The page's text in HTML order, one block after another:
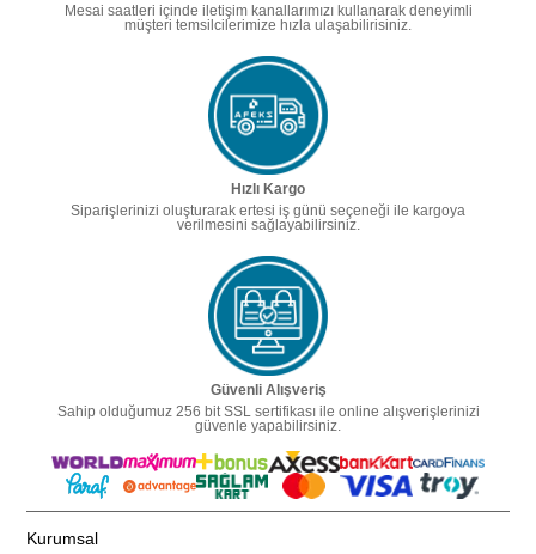
Mesai saatleri içinde iletişim kanallarımızı kullanarak deneyimli
müşteri temsilcilerimize hızla ulaşabilirisiniz.
Hızlı Kargo
Siparişlerinizi oluşturarak ertesi iş günü seçeneği ile kargoya
verilmesini sağlayabilirsiniz.
Güvenli Alışveriş
Sahip olduğumuz 256 bit SSL sertifikası ile online alışverişlerinizi
güvenle yapabilirsiniz.
Kurumsal